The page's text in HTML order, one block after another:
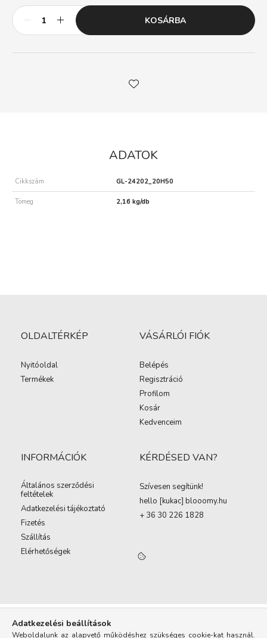
KOSÁRBA
ADATOK
Cikkszám GL-24202_20H50
Tömeg 2,16 kg/db
OLDALTÉRKÉP
Nyitóoldal
Termékek
VÁSÁRLÓI FIÓK
Belépés
Regisztráció
Profilom
Kosár
Kedvenceim
INFORMÁCIÓK
Általános szerződési
feltételek
Adatkezelési tájékoztató
Fizetés
Szállítás
Elérhetőségek
KÉRDÉSED VAN?
Szívesen segítünk!
hello [kukac] blooomy.hu
+ 36 30 226 1828
Adatkezelési beállítások
Weboldalunk az alapvető működéshez szükséges cookie-kat használ.